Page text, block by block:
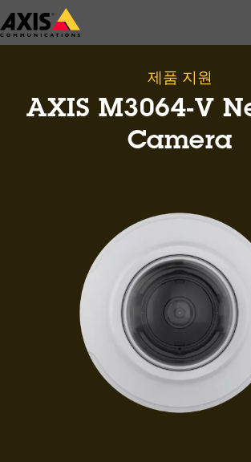
주
요
제품 지원
AXIS M3064-V
Camera